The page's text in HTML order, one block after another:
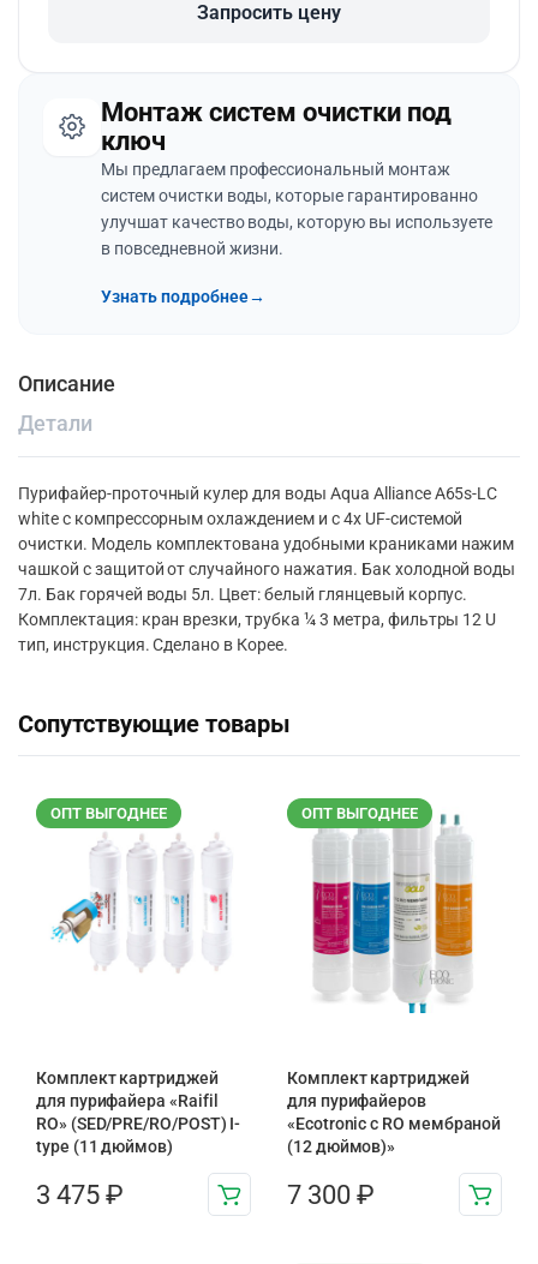
Запросить цену
Монтаж систем очистки под
ключ
Мы предлагаем профессиональный монтаж
систем очистки воды, которые гарантированно
улучшат качество воды, которую вы используете
в повседневной жизни.
Узнать подробнее→
Описание
Детали
Пурифайер-проточный кулер для воды Aqua Alliance A65s-LC
white c компрессорным охлаждением и с 4х UF-системой
очистки. Модель комплектована удобными краниками нажим
чашкой c защитой от случайного нажатия. Бак холодной воды
7л. Бак горячей воды 5л. Цвет: белый глянцевый корпус.
Комплектация: кран врезки, трубка ¼ 3 метра, фильтры 12 U
тип, инструкция. Сделано в Корее.
Сопутствующие товары
ОПТ ВЫГОДНЕЕ
Комплект картриджей
для пурифайера «Raifil
RO» (SED/PRE/RO/POST) I-
type (11 дюймов)
3 475 ₽
ОПТ ВЫГОДНЕЕ
Комплект картриджей
для пурифайеров
«Ecotronic с RO мембраной
(12 дюймов)»
7 300 ₽